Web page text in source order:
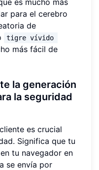
para el cerebro
de
tigre vívido
más fácil de
la generación
la seguridad
es crucial
Significa que tu
tu navegador en
se envía por